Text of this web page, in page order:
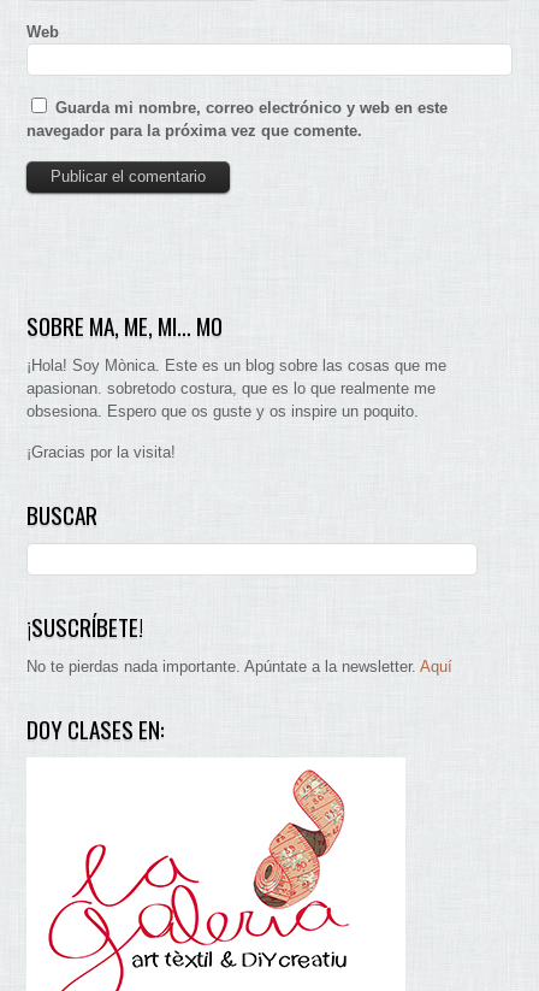
Web
Guarda mi nombre, correo electrónico y web en este
navegador para la próxima vez que comente.
SOBRE MA, ME, MI… MO
¡Hola! Soy Mònica. Este es un blog sobre las cosas que me
apasionan. sobretodo costura, que es lo que realmente me
obsesiona. Espero que os guste y os inspire un poquito.
¡Gracias por la visita!
BUSCAR
¡SUSCRÍBETE!
No te pierdas nada importante. Apúntate a la newsletter.Aquí
DOY CLASES EN: